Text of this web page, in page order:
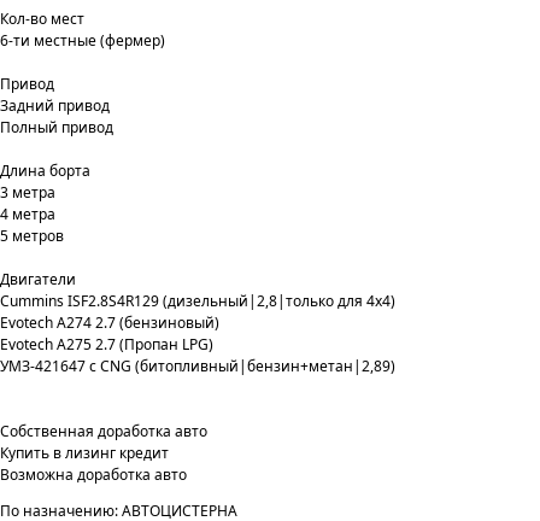
Кол-во мест
6-ти местные (фермер)
Привод
Задний привод
Полный привод
Длина борта
3 метра
4 метра
5 метров
Двигатели
Cummins ISF2.8S4R129 (дизельный|2,8|только для 4х4)
Evotech A274 2.7 (бензиновый)
Evotech А275 2.7 (Пропан LPG)
УМЗ-421647 с CNG (битопливный|бензин+метан|2,89)
Собственная доработка авто
Купить в лизинг кредит
Возможна доработка авто
По назначению: АВТОЦИСТЕРНА